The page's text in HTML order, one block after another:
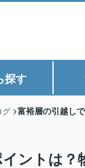
探す
グ 富裕層の引越し
ントは？